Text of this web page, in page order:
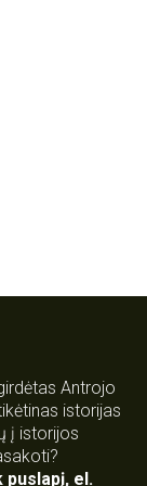
Antrojo
istorijas
į istorijos
puslapį, el.